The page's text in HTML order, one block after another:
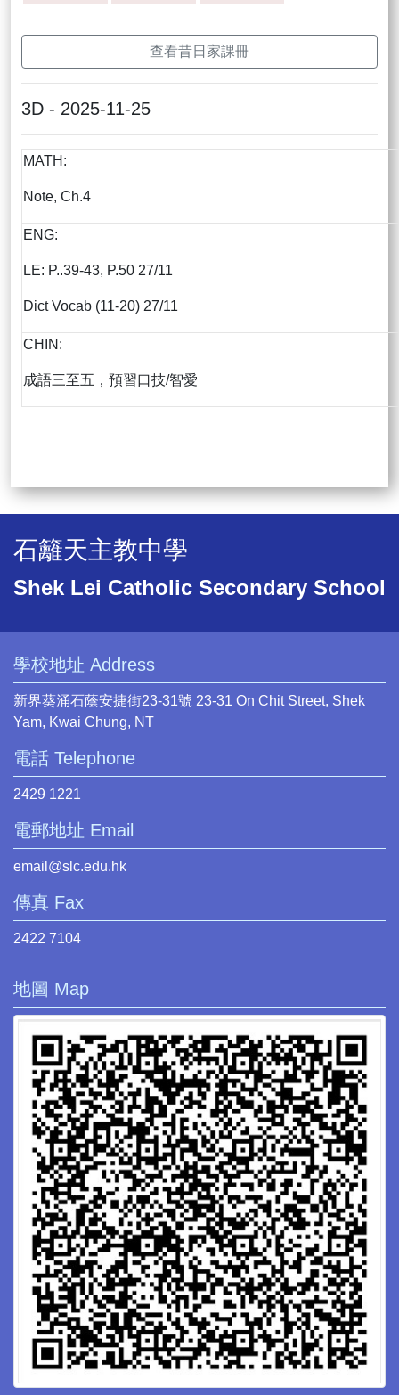
查看昔日家課冊
3D - 2025-11-25
MATH:
Note, Ch.4
ENG:
LE: P..39-43, P.50 27/11
Dict Vocab (11-20) 27/11
CHIN:
成語三至五，預習口技/智愛
石籬天主教中學
Shek Lei Catholic Secondary School
學校地址 Address
新界葵涌石蔭安捷街23-31號 23-31 On Chit Street, Shek
Yam, Kwai Chung, NT
電話 Telephone
2429 1221
電郵地址 Email
email@slc.edu.hk
傳真 Fax
2422 7104
地圖 Map